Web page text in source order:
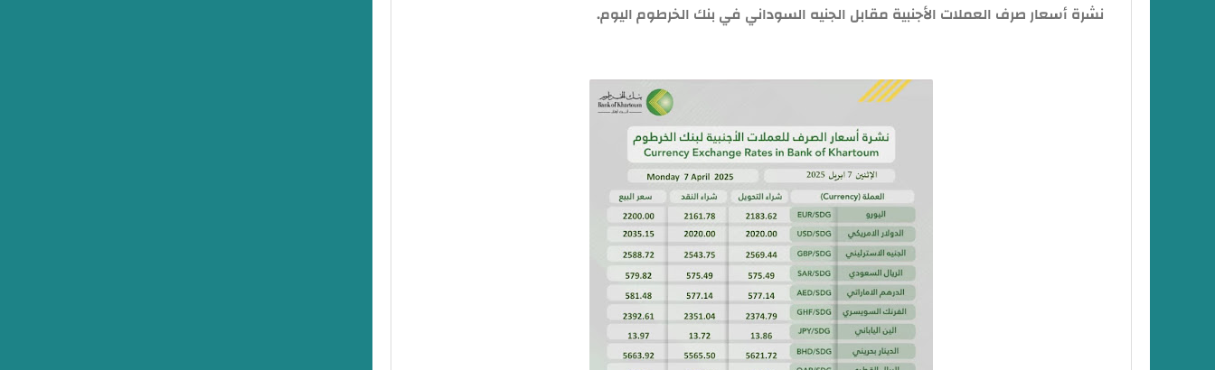
نشرة أسعار صرف العملات الأجنبية مقابل الجنيه السوداني في بنك الخرطوم اليوم.